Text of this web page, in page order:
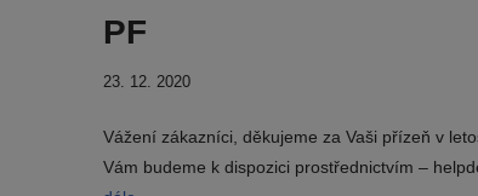
PF
23. 12. 2020
Vážení zákazníci, děkujeme za Vaši přízeň v
Vám budeme k dispozici prostřednictvím –